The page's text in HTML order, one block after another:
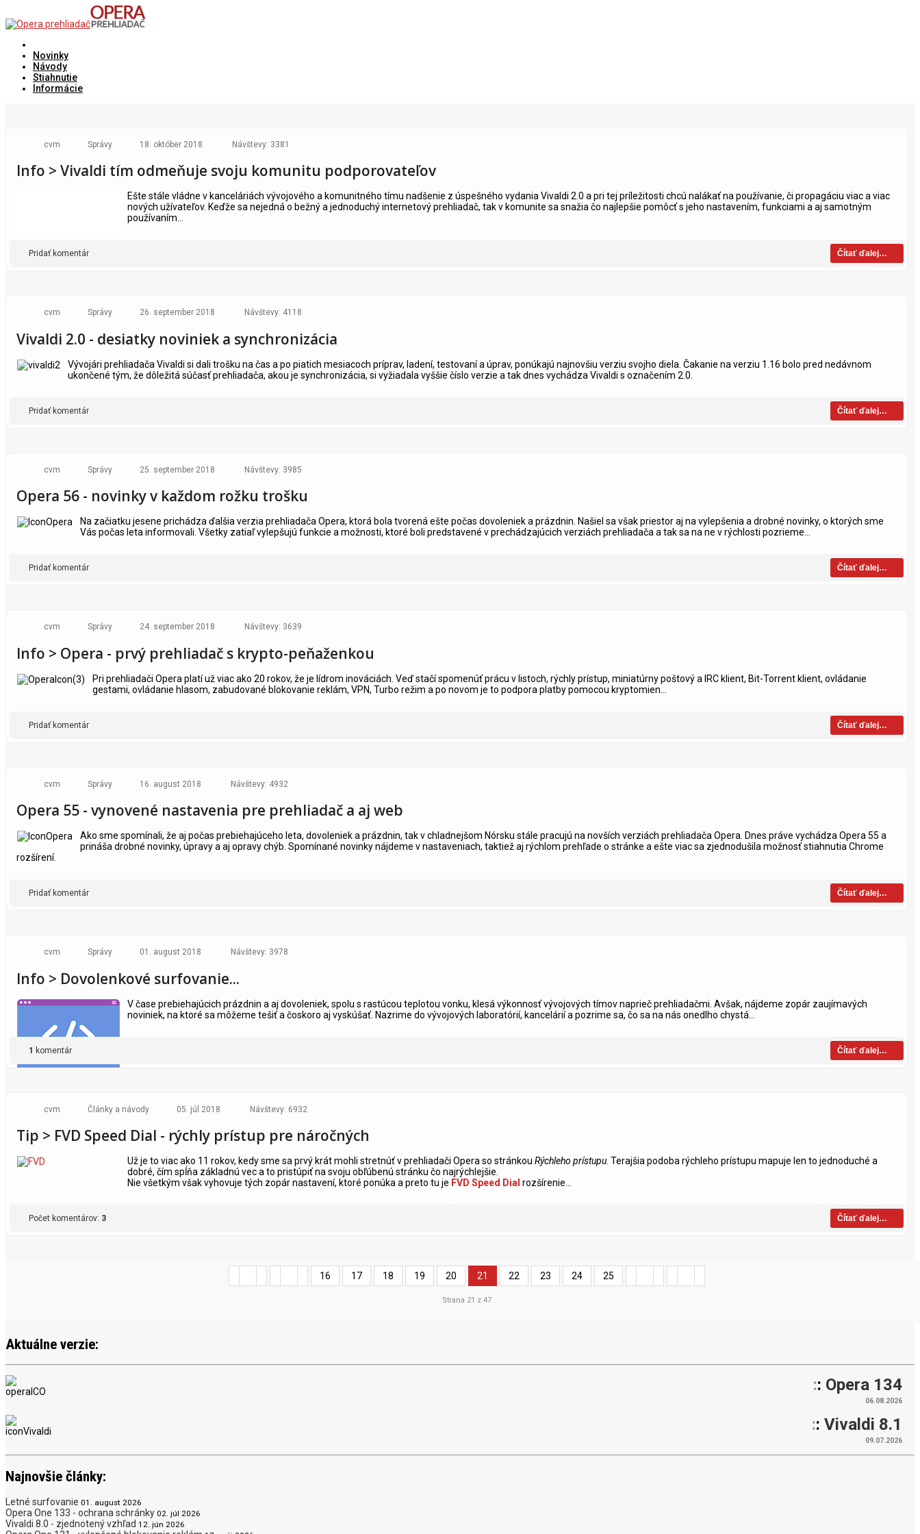
Novinky
Návody
Stiahnutie
Informácie
cvm Správy 18. október 2018 Návštevy: 3381
Info > Vivaldi tím odmeňuje svoju komunitu podporovateľov
Čítať ďalej…
Pridať komentár
Ešte stále vládne v kanceláriách vývojového a komunitného tímu nadšenie z úspešného vydania Vivaldi 2.0 a pri tej príležitosti chcú nalákať na používanie, či propagáciu viac a viac
nových užívateľov. Keďže sa nejedná o bežný a jednoduchý internetový prehliadač, tak v komunite sa snažia čo najlepšie pomôcť s jeho nastavením, funkciami a aj samotným
používaním...
cvm Správy 26. september 2018 Návštevy: 4118
Vivaldi 2.0 - desiatky noviniek a synchronizácia
Čítať ďalej…
Pridať komentár
Vývojári prehliadača Vivaldi si dali trošku na čas a po piatich mesiacoch príprav, ladení, testovaní a úprav, ponúkajú najnovšiu verziu svojho diela. Čakanie na verziu 1.16 bolo pred nedávnom
ukončené tým, že dôležitá súčasť prehliadača, akou je synchronizácia, si vyžiadala vyššie číslo verzie a tak dnes vychádza Vivaldi s označením 2.0.
cvm Správy 25. september 2018 Návštevy: 3985
Opera 56 - novinky v každom rožku trošku
Čítať ďalej…
Pridať komentár
Na začiatku jesene prichádza ďalšia verzia prehliadača Opera, ktorá bola tvorená ešte počas dovoleniek a prázdnin. Našiel sa však priestor aj na vylepšenia a drobné novinky, o ktorých sme
Vás počas leta informovali. Všetky zatiaľ vylepšujú funkcie a možnosti, ktoré boli predstavené v prechádzajúcich verziách prehliadača a tak sa na ne v rýchlosti pozrieme...
cvm Správy 24. september 2018 Návštevy: 3639
Info > Opera - prvý prehliadač s krypto-peňaženkou
Čítať ďalej…
Pridať komentár
Pri prehliadači Opera platí už viac ako 20 rokov, že je lídrom inováciách. Veď stačí spomenúť prácu v listoch, rýchly prístup, miniatúrny poštový a IRC klient, Bit-Torrent klient, ovládanie
gestami, ovládanie hlasom, zabudované blokovanie reklám, VPN, Turbo režim a po novom je to podpora platby pomocou kryptomien...
cvm Správy 16. august 2018 Návštevy: 4932
Opera 55 - vynovené nastavenia pre prehliadač a aj web
Čítať ďalej…
Pridať komentár
Ako sme spomínali, že aj počas prebiehajúceho leta, dovoleniek a prázdnin, tak v chladnejšom Nórsku stále pracujú na novších verziách prehliadača Opera. Dnes práve vychádza Opera 55 a
prináša drobné novinky, úpravy a aj opravy chýb. Spomínané novinky nájdeme v nastaveniach, taktiež aj rýchlom prehľade o stránke a ešte viac sa zjednodušila možnosť stiahnutia Chrome
rozšírení.
cvm Správy 01. august 2018 Návštevy: 3978
Info > Dovolenkové surfovanie...
Čítať ďalej…
1 komentár
V čase prebiehajúcich prázdnin a aj dovoleniek, spolu s rastúcou teplotou vonku, klesá výkonnosť vývojových tímov naprieč prehliadačmi. Avšak, nájdeme zopár zaujímavých
noviniek, na ktoré sa môžeme tešiť a čoskoro aj vyskúšať. Nazrime do vývojových laboratórií, kancelárií a pozrime sa, čo sa na nás onedlho chystá...
cvm Články a návody 05. júl 2018 Návštevy: 6932
Tip > FVD Speed Dial - rýchly prístup pre náročných
Čítať ďalej…
Počet komentárov: 3
Už je to viac ako 11 rokov, kedy sme sa prvý krát mohli stretnúť v prehliadači Opera so stránkou Rýchleho prístupu . Terajšia podoba rýchleho prístupu mapuje len to jednoduché a
dobré, čím spĺňa základnú vec a to pristúpiť na svoju obľúbenú stránku čo najrýchlejšie.
Nie všetkým však vyhovuje tých zopár nastavení, ktoré ponúka a preto tu je FVD Speed Dial rozšírenie...
Strana 21 z 47
16 17 18 19 20 21 22 23 24 25
Aktuálne verzie:
:: Opera 134
06.08.2026
:: Vivaldi 8.1
09.07.2026
Najnovšie články:
Letné surfovanie 01. august 2026
Opera One 133 - ochrana schránky 02. júl 2026
Vivaldi 8.0 - zjednotený vzhľad 12. jún 2026